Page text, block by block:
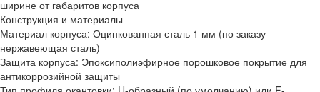
ширине от габаритов корпуса
Конструкция и материалы
Материал корпуса: Оцинкованная сталь 1 мм (по заказу –
нержавеющая сталь)
Защита корпуса: Эпоксиполиэфирное порошковое покрытие для
антикоррозийной защиты